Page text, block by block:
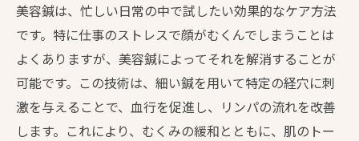
美容鍼は、忙しい日常の中で試したい効果的なケア方法
です。特に仕事のストレスで顔がむくんでしまうことは
よくありますが、美容鍼によってそれを解消することが
可能です。この技術は、細い鍼を用いて特定の経穴に刺
激を与えることで、血行を促進し、リンパの流れを改善
します。これにより、むくみの緩和とともに、肌のトー